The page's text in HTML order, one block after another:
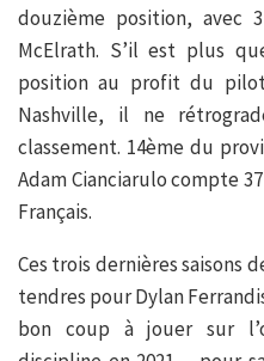
douzième position, avec
McElrath. S’il est plus
position au profit du
Nashville, il ne
classement. 14ème du
Adam Cianciarulo compte
Français.
Ces trois dernières saisons
tendres pour Dylan
bon coup à jouer sur